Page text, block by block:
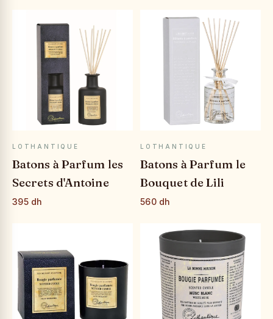
APERÇU RAPIDE
LOTHANTIQUE
Batons à Parfum les
Secrets d'Antoine
395 dh
APERÇU RAPIDE
LOTHANTIQUE
Batons à Parfum le
Bouquet de Lili
560 dh